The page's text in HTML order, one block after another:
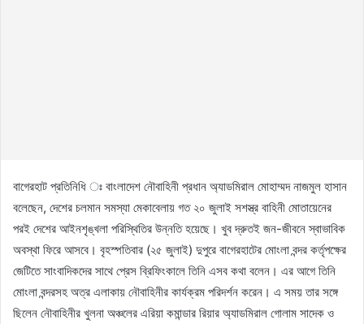
বাগেরহাট প্রতিনিধি ঃ বাংলাদেশ নৌবাহিনী প্রধান অ্যাডমিরাল মোহাম্মদ নাজমুল হাসান
বলেছেন, দেশের চলমান সমস্যা মেকাবেলায় গত ২০ জুলাই সশস্ত্র বাহিনী মোতায়েনের
পরই দেশের আইনশৃঙ্খলা পরিস্থিতির উন্নতি হয়েছে। খুব দ্রুতই জন-জীবনে স্বাভাবিক
অবস্থা ফিরে আসবে। বৃহস্পতিবার (২৫ জুলাই) দুপুরে বাগেরহাটের মোংলা বন্দর কর্তৃপক্ষের
জেটিতে সাংবাদিকদের সাথে প্রেস ব্রিফিংকালে তিনি এসব কথা বলেন। এর আগে তিনি
মোংলা বন্দরসহ অত্র এলাকায় নৌবাহিনীর কার্যক্রম পরিদর্শন করেন। এ সময় তার সঙ্গে
ছিলেন নৌবাহিনীর খুলনা অঞ্চলের এরিয়া কমান্ডার রিয়ার অ্যাডমিরাল গোলাম সাদেক ও